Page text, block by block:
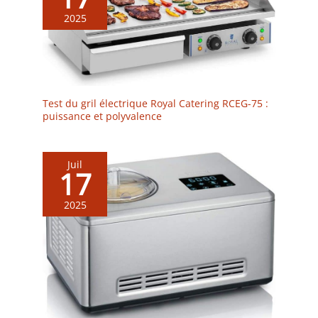
2025
Test du gril électrique Royal Catering RCEG-75 :
puissance et polyvalence
Juil
17
2025